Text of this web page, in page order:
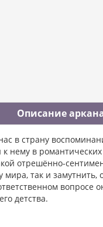
Описание
в страну
нему в
отрешённо-
мира, так и
вопросе
детства.